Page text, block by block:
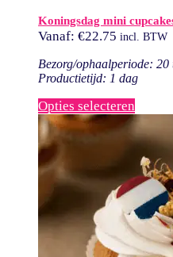
Koningsdag mini
Vanaf: €22.75 incl. BTW
Bezorg/ophaalperiode:
Productietijd: 1 dag
Opties selecteren